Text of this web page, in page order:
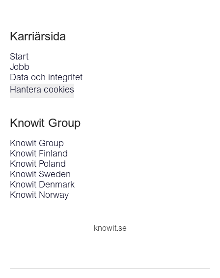
Karriärsida
Start
Jobb
Data och integritet
Hantera cookies
Knowit Group
Knowit Group
Knowit Finland
Knowit Poland
Knowit Sweden
Knowit Denmark
Knowit Norway
knowit.se